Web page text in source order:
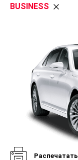
BUSINESS
Распечатать